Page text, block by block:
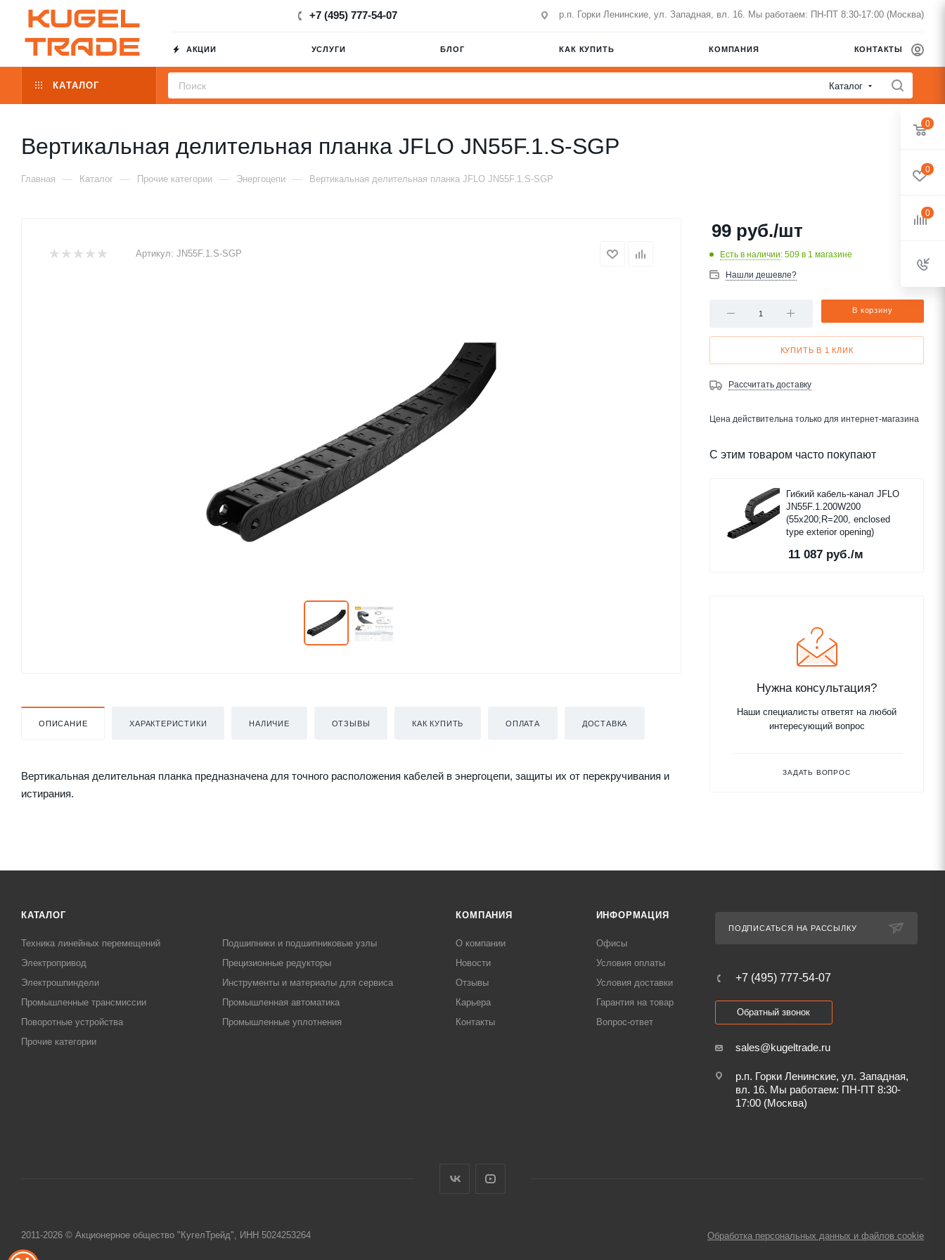
+7 (495) 777-54-07 р.п. Горки Ленинские, ул. Западная, вл. 16. Мы работаем: ПН-ПТ 8:30-17:00 (Москва)
АКЦИИ УСЛУГИ БЛОГ КАК КУПИТЬ КОМПАНИЯ КОНТАКТЫ
КАТАЛОГ Каталог
Вертикальная делительная планка JFLO JN55F.1.S-SGP
Главная — Каталог — Прочие категории — Энергоцепи — Вертикальная делительная планка JFLO JN55F.1.S-SGP
Артикул: JN55F.1.S-SGP
ОПИСАНИЕ ХАРАКТЕРИСТИКИ НАЛИЧИЕ ОТЗЫВЫ КАК КУПИТЬ ОПЛАТА ДОСТАВКА
Вертикальная делительная планка предназначена для точного расположения кабелей в энергоцепи, защиты их от перекручивания и
истирания.
99 руб./шт
Есть в наличии: 509 в 1 магазине
Нашли дешевле?
В корзину
КУПИТЬ В 1 КЛИК
Рассчитать доставку
Цена действительна только для интернет-магазина
С этим товаром часто покупают
Гибкий кабель-канал JFLO
JN55F.1.200W200
(55x200;R=200, enclosed
type exterior opening)
11 087 руб./м
Нужна консультация?
Наши специалисты ответят на любой
интересующий вопрос
ЗАДАТЬ ВОПРОС
КАТАЛОГ
Техника линейных перемещений
Подшипники и подшипниковые узлы
Электропривод
Прецизионные редукторы
Электрошпиндели
Инструменты и материалы для сервиса
Промышленные трансмиссии
Промышленная автоматика
Поворотные устройства
Промышленные уплотнения
Прочие категории
КОМПАНИЯ
О компании
Новости
Отзывы
Карьера
Контакты
ИНФОРМАЦИЯ
Офисы
Условия оплаты
Условия доставки
Гарантия на товар
Вопрос-ответ
ПОДПИСАТЬСЯ НА РАССЫЛКУ
+7 (495) 777-54-07
Обратный звонок
sales@kugeltrade.ru
р.п. Горки Ленинские, ул. Западная,
вл. 16. Мы работаем: ПН-ПТ 8:30-
17:00 (Москва)
2011-2026 © Акционерное общество "КугелТрейд", ИНН 5024253264 Обработка персональных данных и файлов cookie
0
0
0